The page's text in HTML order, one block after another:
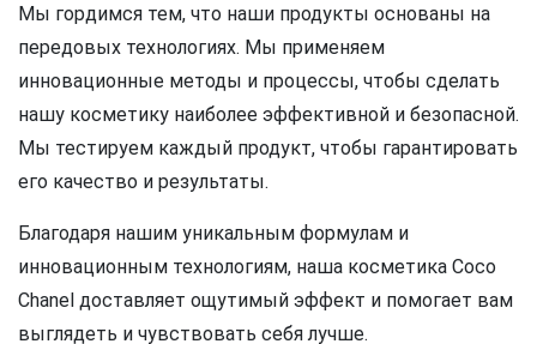
Мы гордимся тем, что наши продукты основаны на
передовых технологиях. Мы применяем
инновационные методы и процессы, чтобы сделать
нашу косметику наиболее эффективной и безопасной.
Мы тестируем каждый продукт, чтобы гарантировать
его качество и результаты.
Благодаря нашим уникальным формулам и
инновационным технологиям, наша косметика Coco
Chanel доставляет ощутимый эффект и помогает вам
выглядеть и чувствовать себя лучше.